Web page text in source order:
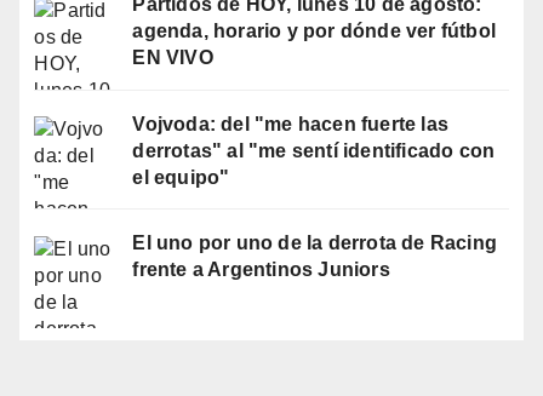
agenda, horario y por dónde ver fútbol
EN VIVO
Vojvoda: del "me hacen fuerte las
derrotas" al "me sentí identificado con
el equipo"
El uno por uno de la derrota de Racing
frente a Argentinos Juniors